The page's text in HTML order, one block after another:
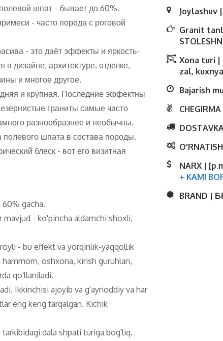
шпат - бывает до 60%.
- часто порода с роговой
- это даёт эффекты и яркость-
в дизайне, архитектуре, отделке,
и многое другое.
и крупная. Последние эффектны
граниты самые часто
разнообразнее и необычны.
полевого шпата в состава породы.
блеск - вот его визитная
gacha.
mavjud - ko'pincha aldamchi shoxli,
- bu effekt va yorqinlik-yaqqollik
oshxona, kirish guruhlari,
qo'llaniladi.
Ikkinchisi ajoyib va ​​g'ayrioddiy va har
eng keng tarqalgan. Kichik
tarkibidagi dala shpati turiga bog'liq.
Joylashuv
Granit
Xona turi |
zal,
Bajarish
NARX |
+ KAMI
BRAND |